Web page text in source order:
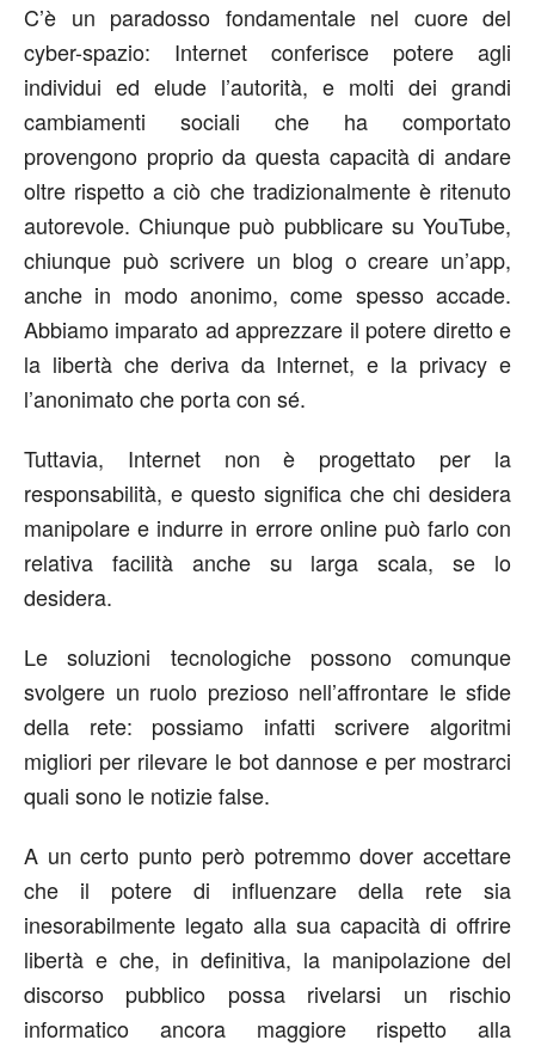
C’è un paradosso fondamentale nel cuore del
cyber-spazio: Internet conferisce potere agli
individui ed elude l’autorità, e molti dei grandi
cambiamenti sociali che ha comportato
provengono proprio da questa capacità di andare
oltre rispetto a ciò che tradizionalmente è ritenuto
autorevole. Chiunque può pubblicare su YouTube,
chiunque può scrivere un blog o creare un’app,
anche in modo anonimo, come spesso accade.
Abbiamo imparato ad apprezzare il potere diretto e
la libertà che deriva da Internet, e la privacy e
l’anonimato che porta con sé.
Tuttavia, Internet non è progettato per la
responsabilità, e questo significa che chi desidera
manipolare e indurre in errore online può farlo con
relativa facilità anche su larga scala, se lo
desidera.
Le soluzioni tecnologiche possono comunque
svolgere un ruolo prezioso nell’affrontare le sfide
della rete: possiamo infatti scrivere algoritmi
migliori per rilevare le bot dannose e per mostrarci
quali sono le notizie false.
A un certo punto però potremmo dover accettare
che il potere di influenzare della rete sia
inesorabilmente legato alla sua capacità di offrire
libertà e che, in definitiva, la manipolazione del
discorso pubblico possa rivelarsi un rischio
informatico ancora maggiore rispetto alla